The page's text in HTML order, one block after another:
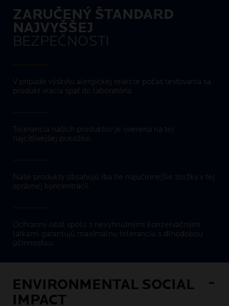
ZARUČENÝ ŠTANDARD
NAJVYŠŠEJ
BEZPEČNOSTI
V prípade výskytu alergickej reakcie počas testovania sa
produkt vracia späť do laboratória.
Tolerancia našich produktov je overená na tej
najcitlivejšej pokožke.
Naše produkty obsahujú iba tie najúčinnejšie zložky v tej
správnej koncentrácii.
Ochranný obal spolu s nevyhnutnými konzervačnými
látkami garantujú maximálnu toleranciu s dlhodobou
účinnosťou.
ENVIRONMENTAL SOCIAL
IMPACT